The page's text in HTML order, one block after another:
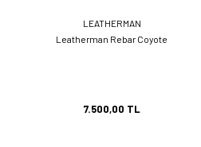
LEATHERMAN
Leatherman Rebar Coyote
7.500,00 TL